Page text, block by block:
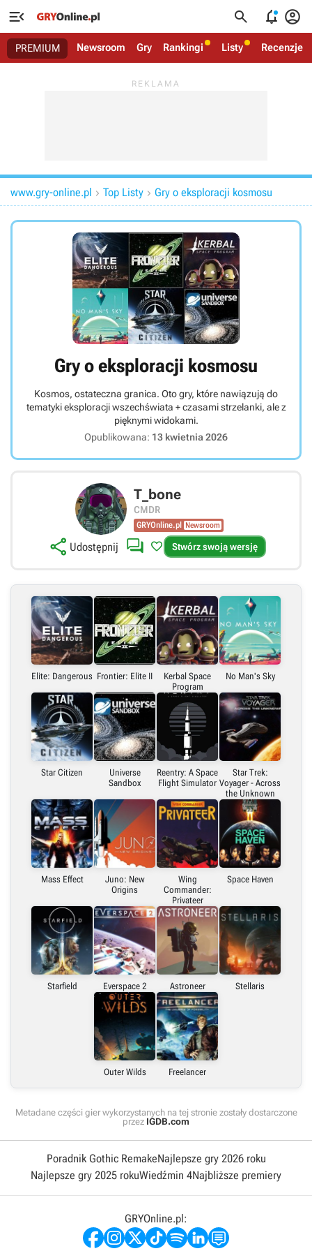
   
PREMIUM Newsroom Gry Rankingi Listy Recenzje
www.gry-online.pl  Top Listy  Gry o eksploracji kosmosu
Gry o eksploracji kosmosu
Kosmos, ostateczna granica. Oto gry, które nawiązują do
tematyki eksploracji wszechświata + czasami strzelanki, ale z
pięknymi widokami.
Opublikowana: 13 kwietnia 2026
T_bone
CMDR
GRYOnline.pl Newsroom
 Udostępnij
Link bezpośredni
X (Twitter)
Link do grafiki poziomej
Link do grafiki pionowej
  Stwórz swoją wersję
Elite: Dangerous Frontier: Elite II
Kerbal Space
Program
No Man's Sky
Star Citizen
Universe
Sandbox
Reentry: A Space
Flight Simulator
Star Trek:
Voyager - Across
the Unknown
Mass Effect
Juno: New
Origins
Wing
Commander:
Privateer
Space Haven
Starfield Everspace 2 Astroneer Stellaris
Outer Wilds Freelancer
Metadane części gier wykorzystanych na tej stronie zostały dostarczone
przez IGDB.com
Poradnik Gothic RemakeNajlepsze gry 2026 roku
Najlepsze gry 2025 rokuWiedźmin 4Najbliższe premiery
GRYOnline.pl: